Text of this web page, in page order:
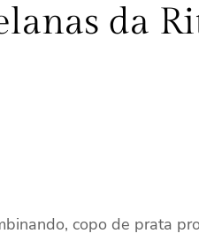
da
copo de prata